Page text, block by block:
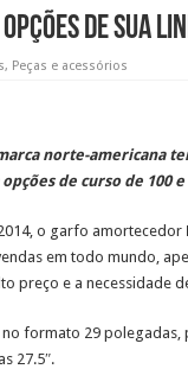
de sua
, Peças e acessórios
norte-americana
de curso de 100
o garfo amortecedor
em todo mundo,
preço e a necessidade
formato 29 polegadas,
27.5″.